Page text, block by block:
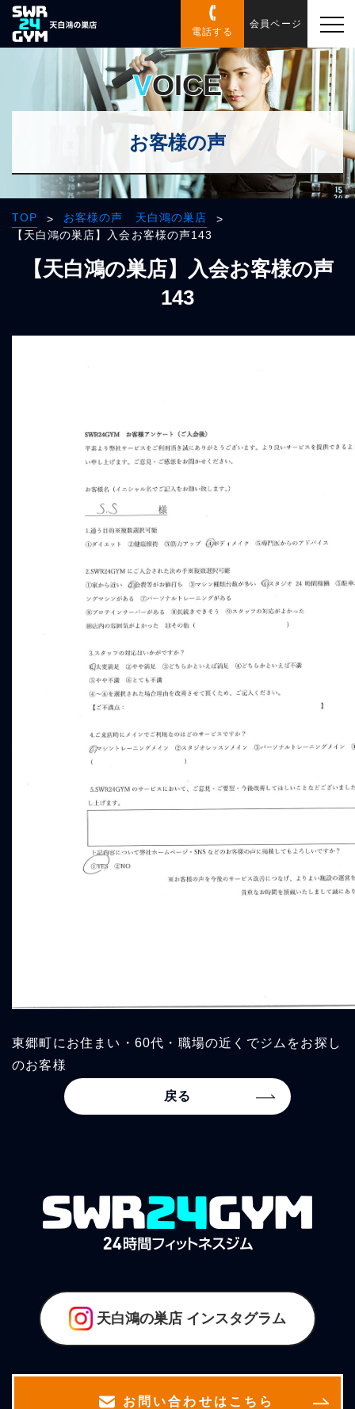
電話する
会員ページ
VOICE
お客様の声
TOP > お客様の声 天白鴻の巣店
>
【天白鴻の巣店】入会お客様の声143
【天白鴻の巣店】入会お客様の声
143
東郷町にお住まい・60代・職場の近くでジムをお探し
のお客様
戻る
天白鴻の巣店 インスタグラム
お問い合わせはこちら